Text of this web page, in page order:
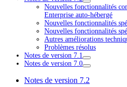
Nouvelles fonctionnalités
Enterprise auto-hébergé
Nouvelles fonctionnalités
Nouvelles fonctionnalités
Autres améliorations
Problèmes résolus
Notes de version 7.1
Notes de version 7.0
Notes de version 7.2